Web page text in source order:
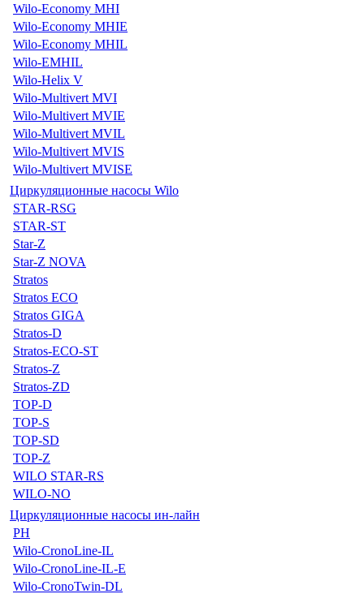
Wilo-Economy MHI
Wilo-Economy MHIE
Wilo-Economy MHIL
Wilo-EMHIL
Wilo-Helix V
Wilo-Multivert MVI
Wilo-Multivert MVIE
Wilo-Multivert MVIL
Wilo-Multivert MVIS
Wilo-Multivert MVISE
Циркуляционные насосы Wilo
STAR-RSG
STAR-ST
Star-Z
Star-Z NOVA
Stratos
Stratos ECO
Stratos GIGA
Stratos-D
Stratos-ECO-ST
Stratos-Z
Stratos-ZD
TOP-D
TOP-S
TOP-SD
TOP-Z
WILO STAR-RS
WILO-NO
Циркуляционные насосы ин-лайн
PH
Wilo-CronoLine-IL
Wilo-CronoLine-IL-E
Wilo-CronoTwin-DL